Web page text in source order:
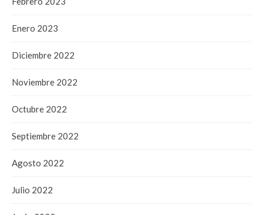
Enero 2023
Diciembre 2022
Noviembre 2022
Octubre 2022
Septiembre 2022
Agosto 2022
Julio 2022